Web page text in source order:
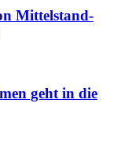
Mittelstand-
geht in die